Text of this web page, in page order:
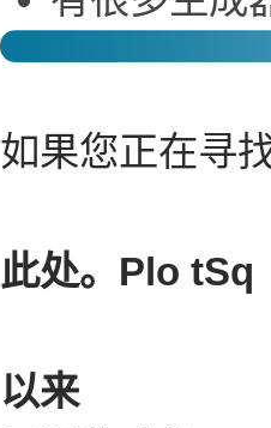
如果您正在寻
此处。Plo tSq
以来